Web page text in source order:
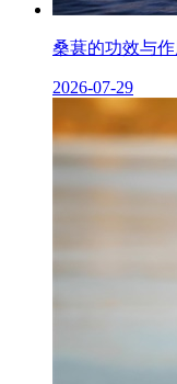
桑葚的功效与
2026-07-29